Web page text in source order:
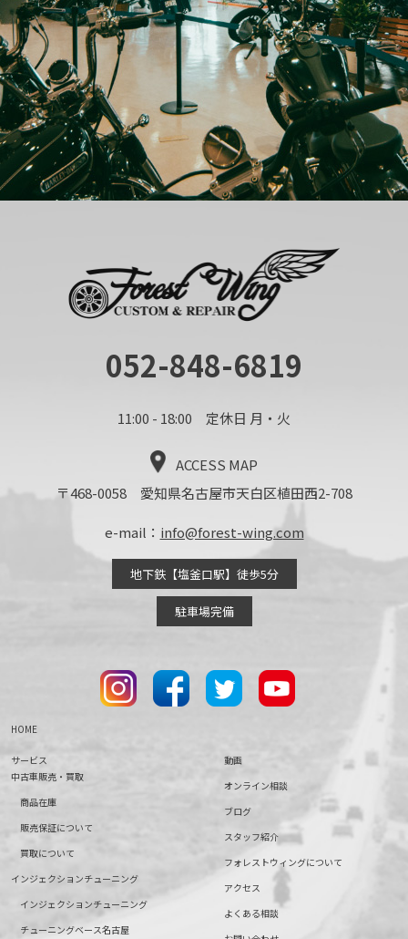
052-848-6819
11:00 - 18:00 定休日 月・火
ACCESS MAP
〒468-0058 愛知県名古屋市天白区植田西2-708
e-mail： info@forest-wing.com
地下鉄【塩釜口駅】徒歩5分
駐車場完備
HOME
サービス
中古車販売・買取
商品在庫
販売保証について
買取について
インジェクションチューニング
インジェクションチューニング
チューニングベース名古屋
動画
オンライン相談
ブログ
スタッフ紹介
フォレストウィングについて
アクセス
よくある相談